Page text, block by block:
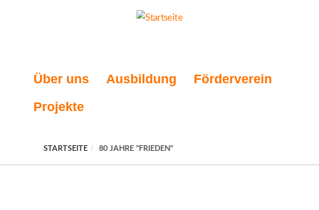
Über uns Ausbildung
Förderverein
Projekte
STARTSEITE 80 JAHRE "FRIEDEN"